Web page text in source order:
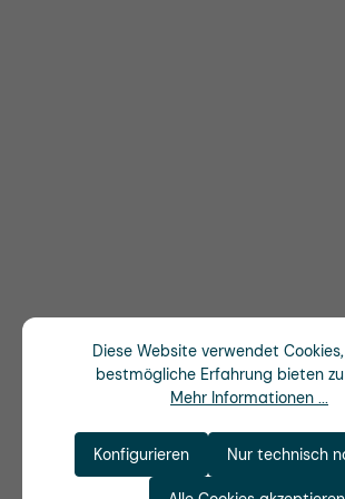
Diese Website verwendet
bestmögliche Erfahrung bieten zu
Mehr Informationen ...
Nur technisch
Konfigurieren